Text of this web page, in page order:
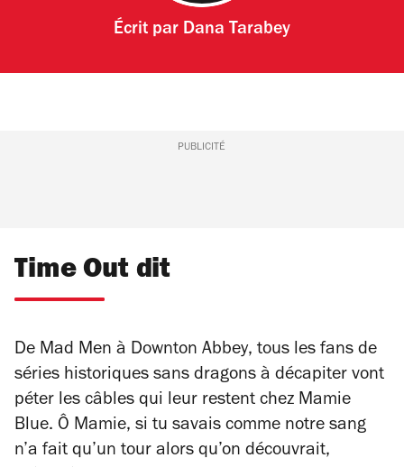
Écrit par Dana Tarabey
PUBLICITÉ
Time Out dit
De Mad Men à Downton Abbey, tous les fans de
séries historiques sans dragons à décapiter vont
péter les câbles qui leur restent chez Mamie
Blue. Ô Mamie, si tu savais comme notre sang
n’a fait qu’un tour alors qu’on découvrait,